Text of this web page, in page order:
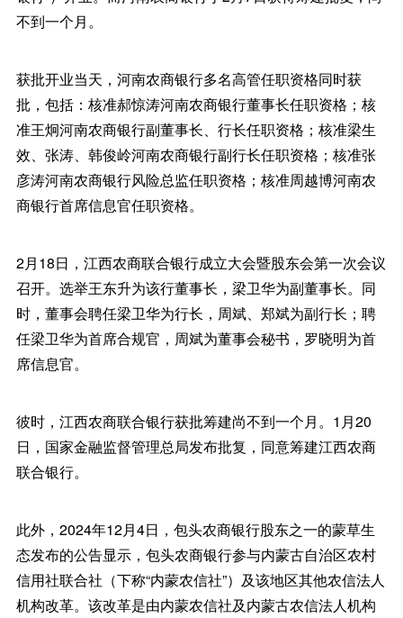
不到一个月。
获批开业当天，河南农商银行多名高管任职资格同时获
批，包括：核准郝惊涛河南农商银行董事长任职资格；核
准王炯河南农商银行副董事长、行长任职资格；核准梁生
效、张涛、韩俊岭河南农商银行副行长任职资格；核准张
彦涛河南农商银行风险总监任职资格；核准周越博河南农
商银行首席信息官任职资格。
2月18日，江西农商联合银行成立大会暨股东会第一次会议
召开。选举王东升为该行董事长，梁卫华为副董事长。同
时，董事会聘任梁卫华为行长，周斌、郑斌为副行长；聘
任梁卫华为首席合规官，周斌为董事会秘书，罗晓明为首
席信息官。
彼时，江西农商联合银行获批筹建尚不到一个月。1月20
日，国家金融监督管理总局发布批复，同意筹建江西农商
联合银行。
此外，2024年12月4日，包头农商银行股东之一的蒙草生
态发布的公告显示，包头农商银行参与内蒙古自治区农村
信用社联合社（下称“内蒙农信社”）及该地区其他农信法人
机构改革。该改革是由内蒙农信社及内蒙古农信法人机构